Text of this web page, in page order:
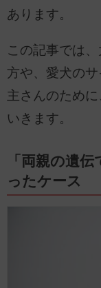
あります。
この記事では
方や、愛犬の
主さんのため
いきます。
「両親の遺
ったケース